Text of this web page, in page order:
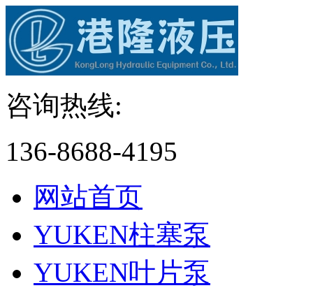
咨询热线:
136-8688-4195
网站首页
YUKEN柱塞泵
YUKEN叶片泵